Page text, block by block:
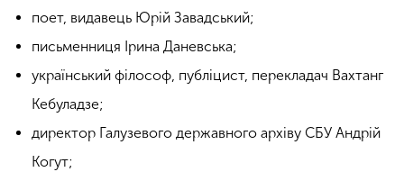
поет, видавець Юрій Завадський;
письменниця Ірина Даневська;
український філософ, публіцист, перекладач Вахтанг
Кебуладзе;
директор Галузевого державного архіву СБУ Андрій
Когут;